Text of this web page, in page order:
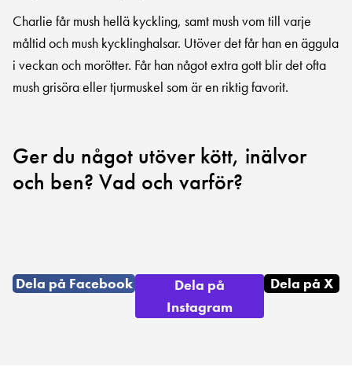
Charlie får mush hellä kyckling, samt mush vom till varje
måltid och mush kycklinghalsar. Utöver det får han en äggula
i veckan och morötter. Får han något extra gott blir det ofta
mush grisöra eller tjurmuskel som är en riktig favorit.
Ger du något utöver kött, inälvor
och ben? Vad och varför?
Dela på Facebook
Dela på
Instagram
Dela på X